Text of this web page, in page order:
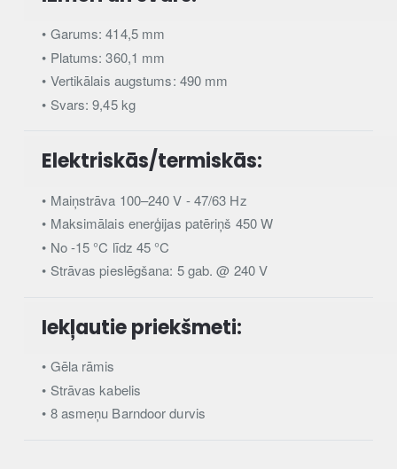
• Garums: 414,5 mm
• Platums: 360,1 mm
• Vertikālais augstums: 490 mm
• Svars: 9,45 kg
Elektriskās/termiskās:
• Maiņstrāva 100–240 V - 47/63 Hz
• Maksimālais enerģijas patēriņš 450 W
• No -15 °C līdz 45 °C
• Strāvas pieslēgšana: 5 gab. @ 240 V
Iekļautie priekšmeti:
• Gēla rāmis
• Strāvas kabelis
• 8 asmeņu Barndoor durvis